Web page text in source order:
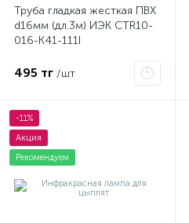
Труба гладкая жесткая ПВХ
d16мм (дл.3м) ИЭК CTR10-
016-K41-111I
495 тг /шт
-11%
Акция
Рекомендуем